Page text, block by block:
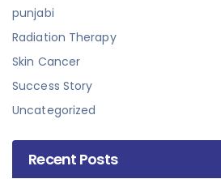
punjabi
Radiation Therapy
Skin Cancer
Success Story
Uncategorized
Recent Posts